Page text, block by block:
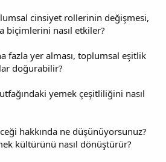
cinsiyet rollerinin değişmesi,
biçimlerini nasıl etkiler?
fazla yer alması, toplumsal eşitlik
doğurabilir?
yemek çeşitliliğini nasıl
hakkında ne düşünüyorsunuz?
kültürünü nasıl dönüştürür?